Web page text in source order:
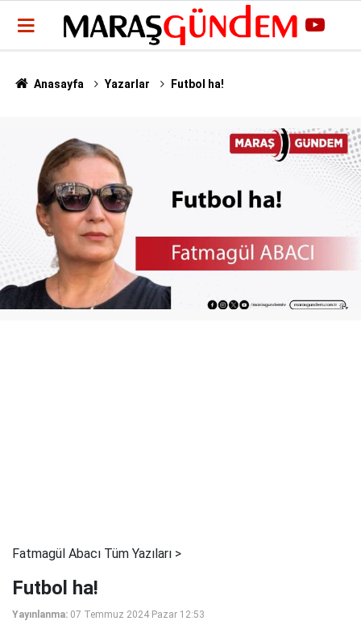
Anasayfa Yazarlar Futbol ha!
Fatmagül Abacı Tüm Yazıları >
Futbol ha!
Yayınlanma: 07 Temmuz 2024 Pazar 12:53